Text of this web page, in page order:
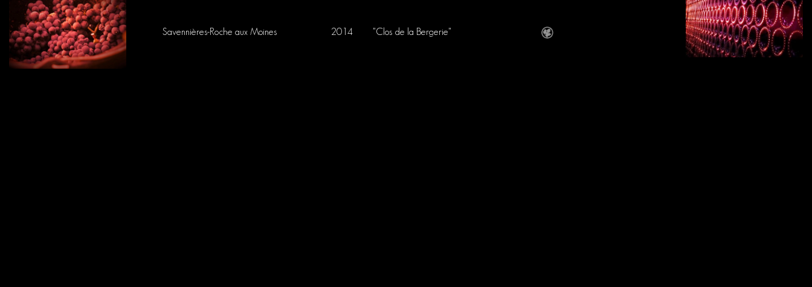
Savennières-Roche aux Moines 2014 "Clos de la Bergerie"